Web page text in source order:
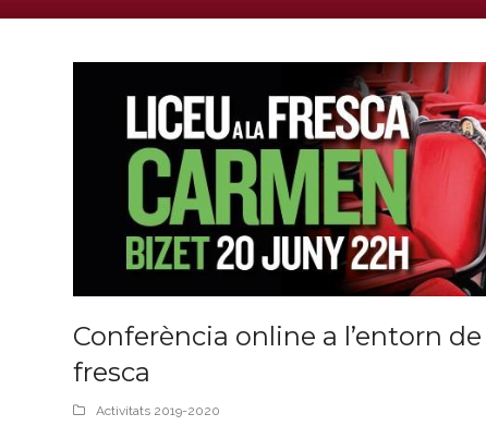
Conferència online a l’entorn
fresca
Activitats 2019-2020